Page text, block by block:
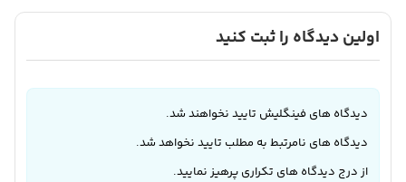
اولین دیدگاه را ثبت کنید
دیدگاه های فینگلیش تایید نخواهند شد.
دیدگاه های نامرتبط به مطلب تایید نخواهد شد.
از درج دیدگاه های تکراری پرهیز نمایید.